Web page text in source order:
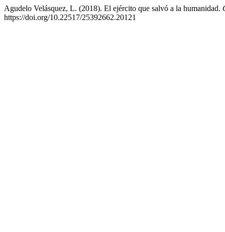
Agudelo Velásquez, L. (2018). El ejército que salvó a la humanidad.
https://doi.org/10.22517/25392662.20121